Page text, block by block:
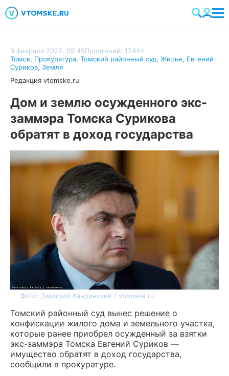
9 февраля 2022, 09:45Прочтений: 12444
Томск, Прокуратура, Томский районный суд, Жилье, Евгений
Суриков, Земля
Редакция vtomske.ru
Дом и землю осужденного экс-
заммэра Томска Сурикова
обратят в доход государства
Фото: Дмитрий Кандинский / vtomske.ru
Томский районный суд вынес решение о
конфискации жилого дома и земельного участка,
которые ранее приобрел осужденный за взятки
экс-заммэра Томска Евгений Суриков —
имущество обратят в доход государства,
сообщили в прокуратуре.